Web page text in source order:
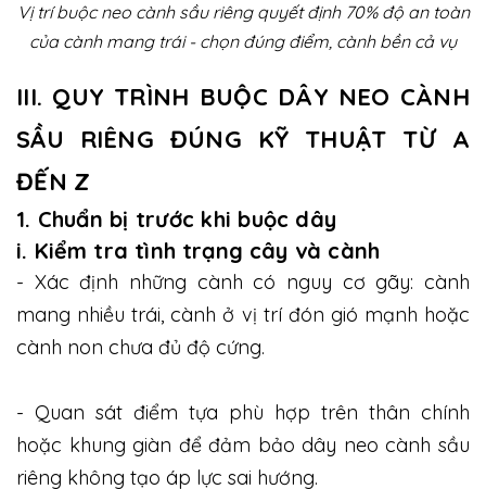
Vị trí buộc neo cành sầu riêng quyết định 70% độ an toàn
của cành mang trái - chọn đúng điểm, cành bền cả vụ
III. QUY TRÌNH BUỘC DÂY NEO CÀNH
SẦU RIÊNG ĐÚNG KỸ THUẬT TỪ A
ĐẾN Z
1. Chuẩn bị trước khi buộc dây
i. Kiểm tra tình trạng cây và cành
- Xác định những cành có nguy cơ gãy: cành
mang nhiều trái, cành ở vị trí đón gió mạnh hoặc
cành non chưa đủ độ cứng.
- Quan sát điểm tựa phù hợp trên thân chính
hoặc khung giàn để đảm bảo dây neo cành sầu
riêng không tạo áp lực sai hướng.